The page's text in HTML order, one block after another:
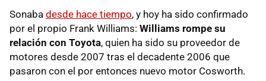
Sonaba desde hace tiempo, y hoy ha sido confirmado
por el propio Frank Williams: Williams rompe su
relación con Toyota, quien ha sido su proveedor de
motores desde 2007 tras el decadente 2006 que
pasaron con el por entonces nuevo motor Cosworth.